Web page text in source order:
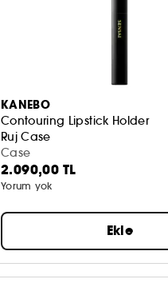
KANEBO
Contouring Lipstick Holder
Ruj Case
Case
2.090,00 TL
Yorum yok
Ekle